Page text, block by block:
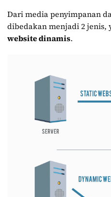
Dari media penyimpanan
dibedakan menjadi 2 jenis,
website dinamis.